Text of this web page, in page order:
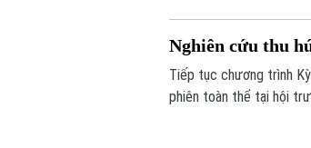
Nghiên cứu thu
Tiếp tục chương trình
phiên toàn thể tại hội